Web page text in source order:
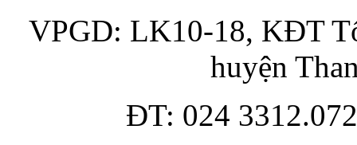
VPGD: LK10-18, KĐT
huyện
ĐT: 024